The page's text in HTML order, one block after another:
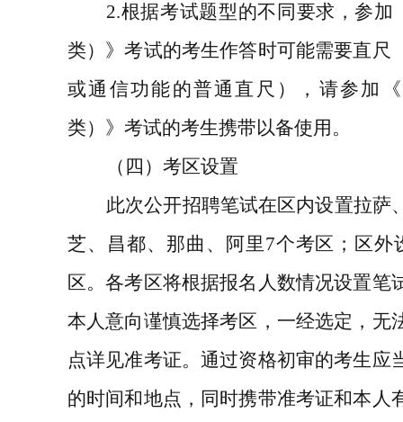
2.根据考试题型的不同要求，参加
类）》考试的考生作答时可能需要直尺
或通信功能的普通直尺），请参加
类）》考试的考生携带以备使用。
（四）考区设置
此次公开招聘笔试在区内设置拉萨
芝、昌都、那曲、阿里7个考区；区外
区。各考区将根据报名人数情况设置笔
本人意向谨慎选择考区，一经选定，无
点详见准考证。通过资格初审的考生应
的时间和地点，同时携带准考证和本人